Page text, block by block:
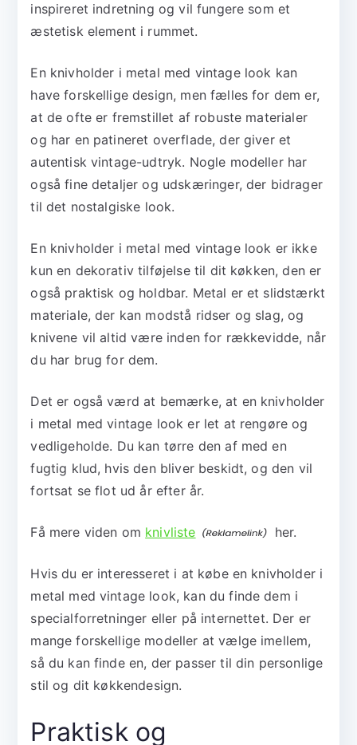
inspireret indretning og vil fungere som et
æstetisk element i rummet.
En knivholder i metal med vintage look kan
have forskellige design, men fælles for dem er,
at de ofte er fremstillet af robuste materialer
og har en patineret overflade, der giver et
autentisk vintage-udtryk. Nogle modeller har
også fine detaljer og udskæringer, der bidrager
til det nostalgiske look.
En knivholder i metal med vintage look er ikke
kun en dekorativ tilføjelse til dit køkken, den er
også praktisk og holdbar. Metal er et slidstærkt
materiale, der kan modstå ridser og slag, og
knivene vil altid være inden for rækkevidde, når
du har brug for dem.
Det er også værd at bemærke, at en knivholder
i metal med vintage look er let at rengøre og
vedligeholde. Du kan tørre den af med en
fugtig klud, hvis den bliver beskidt, og den vil
fortsat se flot ud år efter år.
Få mere viden om knivliste her.
Hvis du er interesseret i at købe en knivholder i
metal med vintage look, kan du finde dem i
specialforretninger eller på internettet. Der er
mange forskellige modeller at vælge imellem,
så du kan finde en, der passer til din personlige
stil og dit køkkendesign.
Praktisk og